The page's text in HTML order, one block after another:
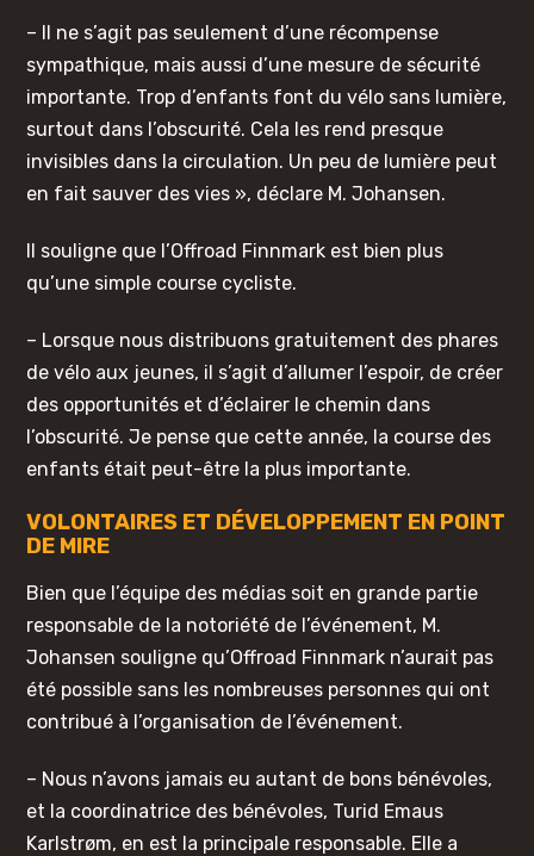
– Il ne s’agit pas seulement d’une récompense
sympathique, mais aussi d’une mesure de sécurité
importante. Trop d’enfants font du vélo sans lumière,
surtout dans l’obscurité. Cela les rend presque
invisibles dans la circulation. Un peu de lumière peut
en fait sauver des vies », déclare M. Johansen.
Il souligne que l’Offroad Finnmark est bien plus
qu’une simple course cycliste.
– Lorsque nous distribuons gratuitement des phares
de vélo aux jeunes, il s’agit d’allumer l’espoir, de créer
des opportunités et d’éclairer le chemin dans
l’obscurité. Je pense que cette année, la course des
enfants était peut-être la plus importante.
VOLONTAIRES ET DÉVELOPPEMENT EN POINT
DE MIRE
Bien que l’équipe des médias soit en grande partie
responsable de la notoriété de l’événement, M.
Johansen souligne qu’Offroad Finnmark n’aurait pas
été possible sans les nombreuses personnes qui ont
contribué à l’organisation de l’événement.
– Nous n’avons jamais eu autant de bons bénévoles,
et la coordinatrice des bénévoles, Turid Emaus
Karlstrøm, en est la principale responsable. Elle a